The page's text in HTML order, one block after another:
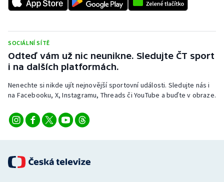
SOCIÁLNÍ SÍTĚ
Odteď vám už nic neunikne. Sledujte ČT sport
i na dalších platformách.
Nenechte si nikde ujít nejnovější sportovní události. Sledujte nás i
na Facebooku, X, Instagramu, Threads či YouTube a buďte v obraze.